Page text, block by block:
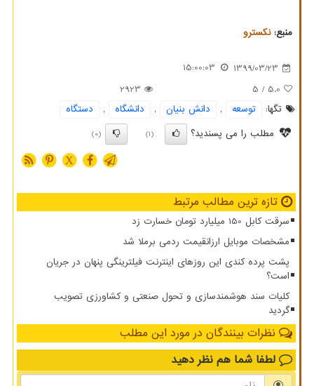
منبع:نكسترو
1399/03/23
15:00:03
5.0
/ 5
2923
تگها:
توسعه , دانش بنیان , دانشگاه ,
دستگاه
مطلب را می پسندید؟
(1)
(0)
X
تازه ترین مطالب مرتبط
سرقت کابل 150 میلیارد تومان خسارت زد
مشخصات موبایل ارزانقیمت ردمی برملا شد
پشت پرده کندی این روزهای اینترنت فیلترینگی پنهان در جریان
است؟
کلیات سند هوشمندسازی و تحول صنعتی و کشاورزی تصویب
گردید
نظرات بینندگان در مورد این مطلب
لطفا شما هم نظر دهید